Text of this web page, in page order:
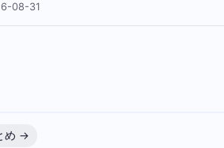
08-31
め →